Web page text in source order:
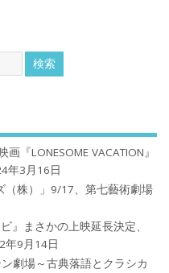
『LONESOME VACATION』
年3月16日
（株）」9/17、第七藝術劇場
』まさかの上映延長決定、
年9月14日
劇場～古典落語とクラシカ